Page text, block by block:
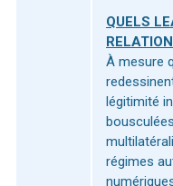
QUELS
À mesure
légitimité
régimes